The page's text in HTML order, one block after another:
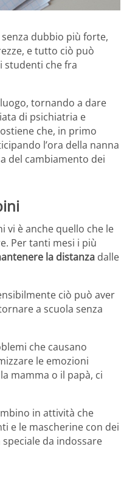
dubbio più forte,
e tutto ciò può
studenti che fra
tornando a dare
di psichiatria e
che, in primo
l’ora della nanna
del cambiamento dei
vi è anche quello che le
Per tanti mesi i più
la distanza dalle
ciò può aver
a scuola senza
che causano
le emozioni
mamma o il papà, ci
in attività che
e le mascherine con dei
da indossare